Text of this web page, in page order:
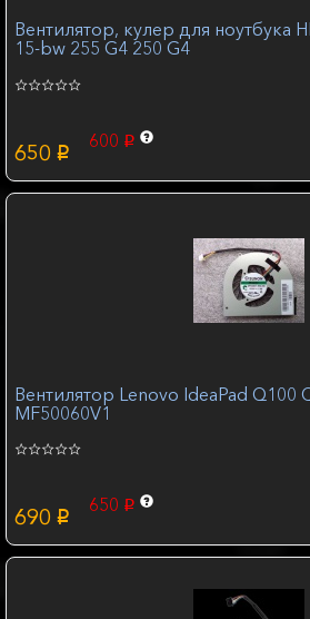
Вентилятор, кулер для ноутбука
15-bw 255 G4 250 G4
650 p
600 p
Вентилятор Lenovo IdeaPad Q100
MF50060V1
690 p
650 p